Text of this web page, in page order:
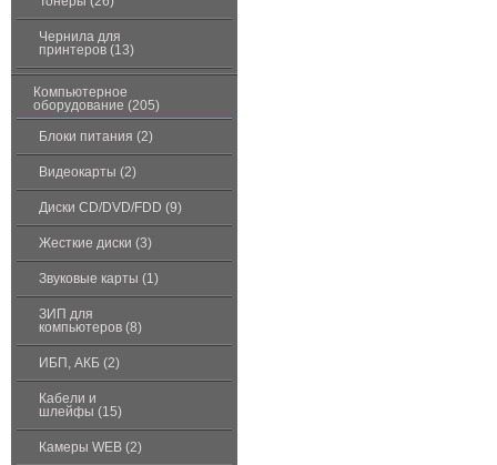
Чернила для
принтеров (13)
Компьютерное
оборудование (205)
Блоки питания (2)
Видеокарты (2)
Диски CD/DVD/FDD (9)
Жесткие диски (3)
Звуковые карты (1)
ЗИП для
компьютеров (8)
ИБП, АКБ (2)
Кабели и
шлейфы (15)
Камеры WEB (2)